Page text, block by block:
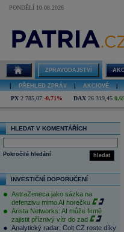
PONDĚLÍ 10.08.2026
ZPRAVODAJSTVÍ
PŘEHLED ZPRÁV AKCIOVÉ
PX 2 785,07 -0,71% DAX 26 319,45
HLEDAT V KOMENTÁŘÍCH
hledat
Pokročilé hledání
INVESTIČNÍ DOPORUČENÍ
AstraZeneca jako sázka na
defenzivu mimo AI horečku
Arista Networks: AI může firmě
zajistit příznivý vítr do zad
Analytický radar: Colt CZ roste díky